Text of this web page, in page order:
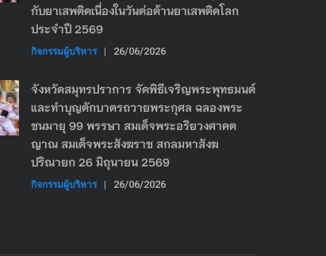
กับยาเสพติดเนื่องในวันต่อต้านยาเสพติดโลก
ประจำปี 2569
กิจกรรมผู้บริหาร | 26/06/2026
จังหวัดสมุทรปราการ จัดพิธีเจริญพระพุทธมนต์
และทำบุญตักบาตรถวายพระกุศล ฉลองพระ
ชนมายุ 99 พรรษา สมเด็จพระอริยวงศาคต
ญาณ สมเด็จพระสังฆราช สกลมหาสังฆ
ปริณายก 26 มิถุนายน 2569
กิจกรรมผู้บริหาร | 26/06/2026